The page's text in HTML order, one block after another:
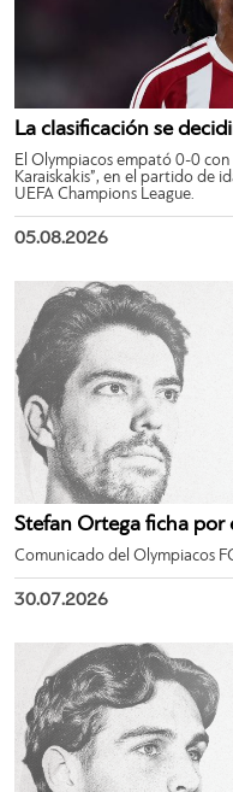
La clasificación se
El Olympiacos empató 0-0 con
Karaiskakis”, en el partido de
UEFA Champions League.
05.08.2026
Stefan Ortega ficha por
Comunicado del Olympiacos
30.07.2026